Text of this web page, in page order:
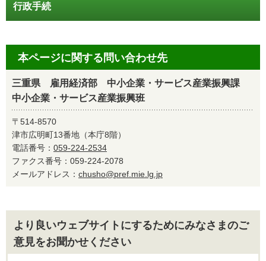
行政手続
本ページに関する問い合わせ先
三重県 雇用経済部 中小企業・サービス産業振興課
中小企業・サービス産業振興班
〒514-8570
津市広明町13番地（本庁8階）
電話番号： 059-224-2534
ファクス番号：059-224-2078
メールアドレス： chusho@pref.mie.lg.jp
より良いウェブサイトにするためにみなさまのご
意見をお聞かせください